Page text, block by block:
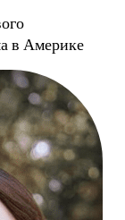
в Америке